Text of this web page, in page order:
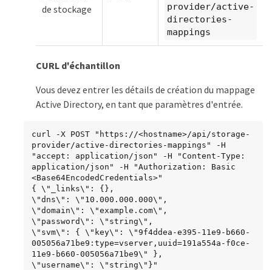
de stockage
provider/active-
directories-
mappings
CURL d'échantillon
Vous devez entrer les détails de création du mappage
Active Directory, en tant que paramètres d'entrée.
curl -X POST "https://<hostname>/api/storage-
provider/active-directories-mappings" -H
"accept: application/json" -H "Content-Type:
application/json" -H "Authorization: Basic
<Base64EncodedCredentials>"
{ \"_links\": {},
\"dns\": \"10.000.000.000\",
\"domain\": \"example.com\",
\"password\": \"string\",
\"svm\": { \"key\": \"9f4ddea-e395-11e9-b660-
005056a71be9:type=vserver,uuid=191a554a-f0ce-
11e9-b660-005056a71be9\" },
\"username\": \"string\"}"